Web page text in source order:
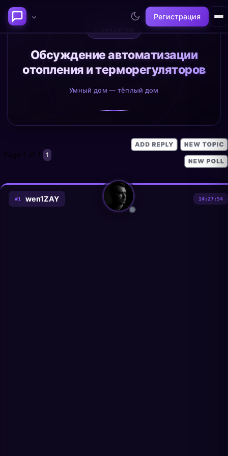
Регистрация
Последние темы
Философия сознания:
где граница между "я" и
Нейронаука и
реальность
Обсуждение автоматизации
отопления и терморегуляторов
Умный дом — тёплый дом
Page 1 of 1 1
#1 wen1ZAY 14:27:54